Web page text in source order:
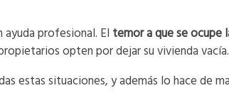
profesional. El temor a que se ocupe
opten por dejar su vivienda vacía.
estas situaciones, y además lo hace de